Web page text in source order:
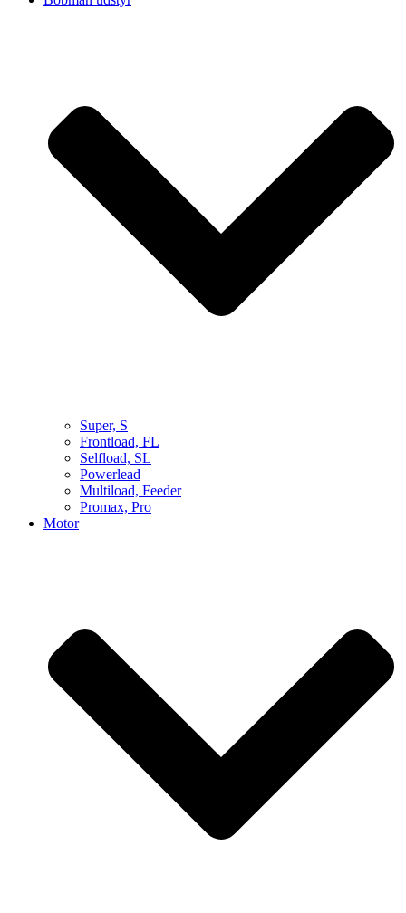
Super, S
Frontload, FL
Selfload, SL
Powerlead
Multiload, Feeder
Promax, Pro
Motor